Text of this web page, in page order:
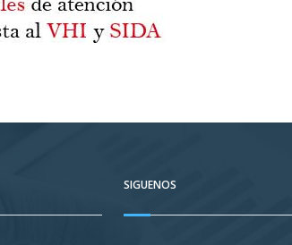
SIGUENOS